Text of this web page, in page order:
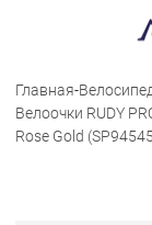
Главная-
Велоочки RUDY
Rose Gold